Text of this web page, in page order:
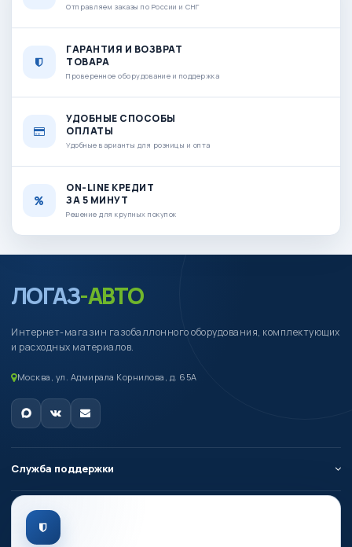
Отправляем заказы по России и СНГ
ГАРАНТИЯ И ВОЗВРАТ
ТОВАРА
Проверенное оборудование и поддержка
УДОБНЫЕ СПОСОБЫ
ОПЛАТЫ
Удобные варианты для розницы и опта
ON-LINE КРЕДИТ
ЗА 5 МИНУТ
Решение для крупных покупок
ЛОГАЗ-АВТО
Интернет-магазин газобаллонного оборудования, комплектующих
и расходных материалов.
Москва, ул. Адмирала Корнилова, д. 65А
Служба поддержки
О компании